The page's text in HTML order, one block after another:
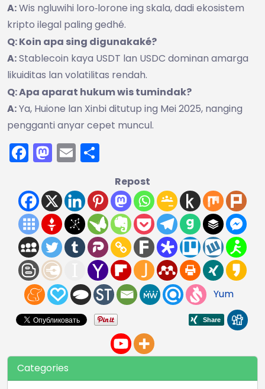
A:Wis ngluwihi loro‑lorone ing skala, dadi ekosistem
kripto ilegal paling gedhé.
Q: Koin apa sing digunakaké?
A:Stablecoin kaya USDT lan USDC dominan amarga
likuiditas lan volatilitas rendah.
Q: Apa aparat hukum wis tumindak?
A:Ya, Huione lan Xinbi ditutup ing Mei 2025, nanging
pengganti anyar cepet muncul.
Facebook
Mastodon
Email
Repost
Yum
Categories